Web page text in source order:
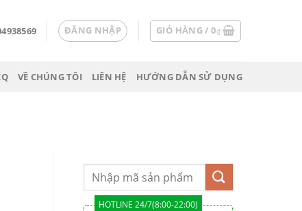
ĐĂNG NHẬP GIỎ HÀNG /0₫
VỀ CHÚNG TÔI LIÊN HỆ HƯỚNG DẪN SỬ DỤNG
HOTLINE 24/7(8:00-22:00)